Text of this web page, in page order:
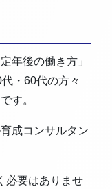
年後の働き方」
・60代の方々
す。
成コンサルタン
必要はありませ